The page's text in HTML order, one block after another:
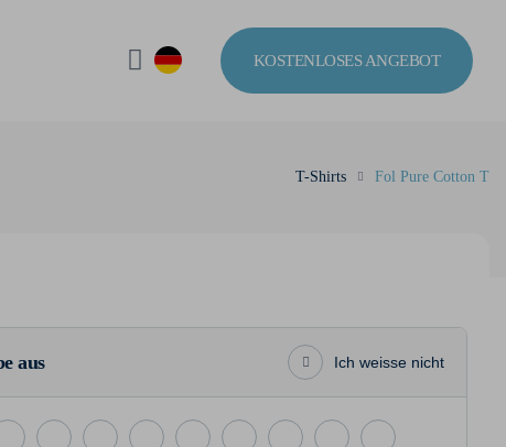
KOSTENLOSES ANGEBOT
T-Shirts Fol Pure Cotton T
aus Ich weisse nicht